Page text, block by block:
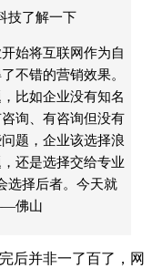
技了解一下
始将互联网作为自
不错的营销效果。
比如企业没有知名
询、有咨询但没有
题，企业该选择浪
还是选择交给专业
选择后者。今天就
佛山
并非一了百了，网